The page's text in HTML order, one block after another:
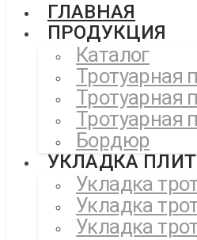
ГЛАВНАЯ
ПРОДУКЦИЯ
Каталог
Тротуарная
Тротуарная
Тротуарная
Бордюр
УКЛАДКА
Укладка
Укладка
Укладка